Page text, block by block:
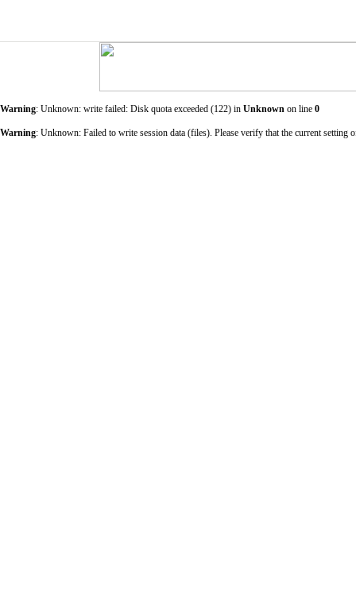
Warning: Unknown: write failed: Disk quota exceeded (122) in Unknown on line 0
Warning: Unknown: Failed to write session data (files). Please verify that the current